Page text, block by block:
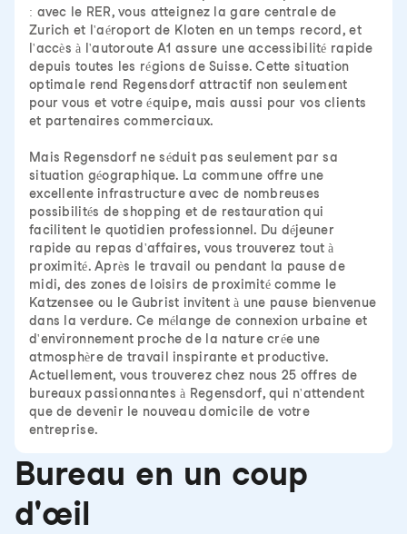
: avec le RER, vous atteignez la gare centrale de
Zurich et l'aéroport de Kloten en un temps record, et
l'accès à l'autoroute A1 assure une accessibilité rapide
depuis toutes les régions de Suisse. Cette situation
optimale rend Regensdorf attractif non seulement
pour vous et votre équipe, mais aussi pour vos clients
et partenaires commerciaux.
Mais Regensdorf ne séduit pas seulement par sa
situation géographique. La commune offre une
excellente infrastructure avec de nombreuses
possibilités de shopping et de restauration qui
facilitent le quotidien professionnel. Du déjeuner
rapide au repas d'affaires, vous trouverez tout à
proximité. Après le travail ou pendant la pause de
midi, des zones de loisirs de proximité comme le
Katzensee ou le Gubrist invitent à une pause bienvenue
dans la verdure. Ce mélange de connexion urbaine et
d'environnement proche de la nature crée une
atmosphère de travail inspirante et productive.
Actuellement, vous trouverez chez nous 25 offres de
bureaux passionnantes à Regensdorf, qui n'attendent
que de devenir le nouveau domicile de votre
entreprise.
Bureau en un coup
d'œil